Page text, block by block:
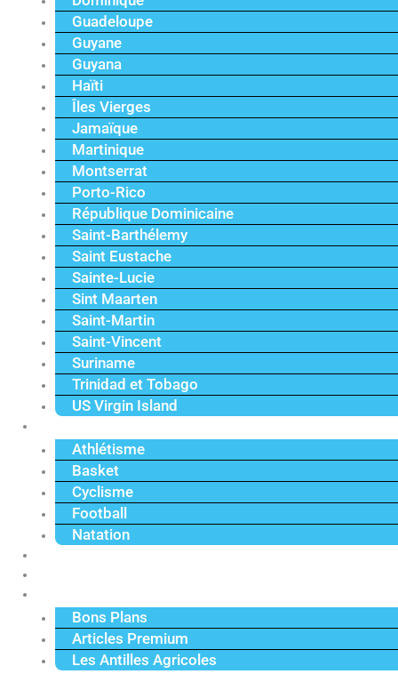
Guadeloupe
Guyane
Guyana
Haïti
Îles Vierges
Jamaïque
Martinique
Montserrat
Porto-Rico
République Dominicaine
Saint-Barthélemy
Saint Eustache
Sainte-Lucie
Sint Maarten
Saint-Martin
Saint-Vincent
Suriname
Trinidad et Tobago
US Virgin Island
Athlétisme
Basket
Cyclisme
Football
Natation
Bons Plans
Articles Premium
Les Antilles Agricoles